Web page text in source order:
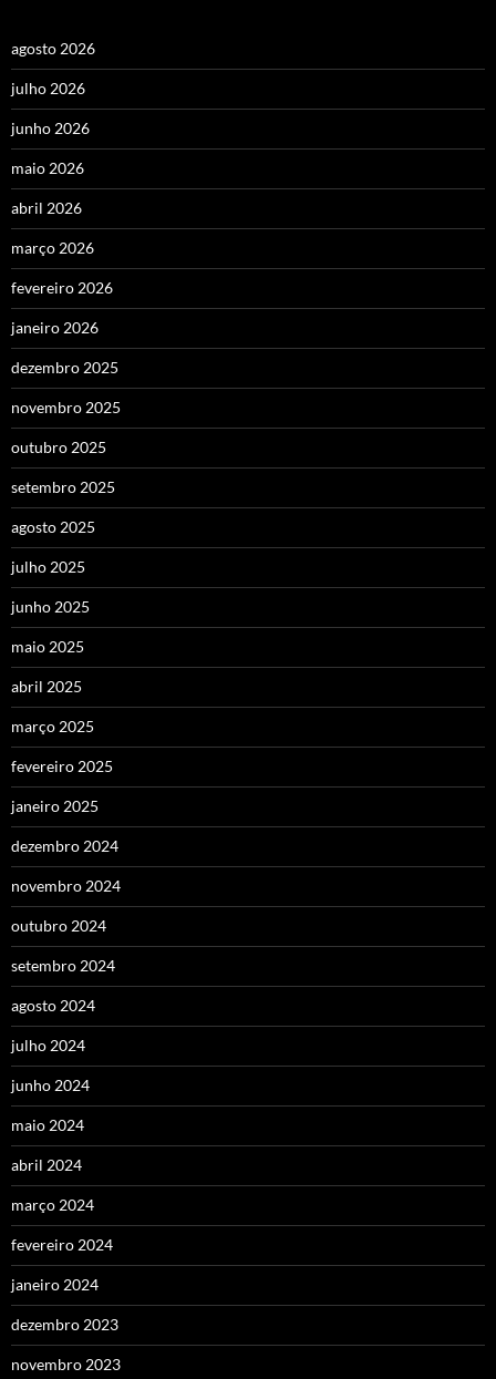
agosto 2026
julho 2026
junho 2026
maio 2026
abril 2026
março 2026
fevereiro 2026
janeiro 2026
dezembro 2025
novembro 2025
outubro 2025
setembro 2025
agosto 2025
julho 2025
junho 2025
maio 2025
abril 2025
março 2025
fevereiro 2025
janeiro 2025
dezembro 2024
novembro 2024
outubro 2024
setembro 2024
agosto 2024
julho 2024
junho 2024
maio 2024
abril 2024
março 2024
fevereiro 2024
janeiro 2024
dezembro 2023
novembro 2023